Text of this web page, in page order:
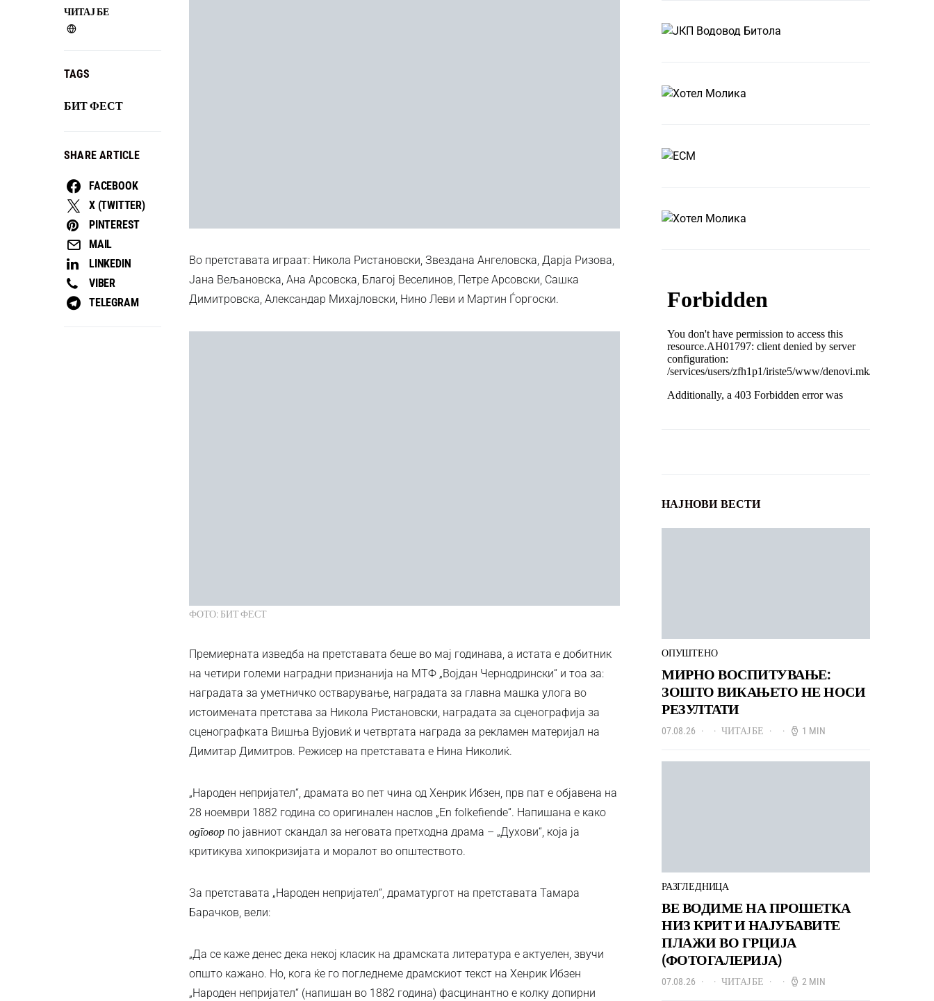
ЧИТАЈ БЕ
TAGS
БИТ ФЕСТ
SHARE ARTICLE
FACEBOOK
X (TWITTER)
PINTEREST
MAIL
LINKEDIN
VIBER
TELEGRAM
Во претставата играат: Никола Ристановски, Звездана Ангеловска, Дарја Ризова,
Јана Вељановска, Ана Арсовска, Благој Веселинов, Петре Арсовски, Сашка
Димитровска, Александар Михајловски, Нино Леви и Мартин Ѓоргоски.
ФОТО: БИТ ФЕСТ
Премиерната изведба на претставата беше во мај годинава, а истата е добитник
на четири големи наградни признанија на МТФ „Војдан Чернодрински“ и тоа за:
наградата за уметничко остварување, наградата за главна машка улога во
истоимената претстава за Никола Ристановски, наградата за сценографија за
сценографката Вишња Вујовиќ и четвртата награда за рекламен материјал на
Димитар Димитров. Режисер на претставата е Нина Николиќ.
„Народен непријател“, драмата во пет чина од Хенрик Ибзен, прв пат е објавена на
28 ноември 1882 година со оригинален наслов „En folkefiende“. Напишана е како
одговор по јавниот скандал за неговата претходна драма – „Духови“, која ја
критикува хипокризијата и моралот во општеството.
За претставата „Народен непријател“, драматургот на претставата Тамара
Барачков, вели:
„Да се каже денес дека некој класик на драмската литература е актуелен, звучи
општо кажано. Но, кога ќе го погледнеме драмскиот текст на Хенрик Ибзен
„Народен непријател“ (напишан во 1882 година) фасцинантно е колку допирни
НАЈНОВИ ВЕСТИ
ОПУШТЕНО
МИРНО ВОСПИТУВАЊЕ:
ЗОШТО ВИКАЊЕТО НЕ НОСИ
РЕЗУЛТАТИ
07.08.26 ЧИТАЈ БЕ 1 MIN
РАЗГЛЕДНИЦА
ВЕ ВОДИМЕ НА ПРОШЕТКА
НИЗ КРИТ И НАЈУБАВИТЕ
ПЛАЖИ ВО ГРЦИЈА
(ФОТОГАЛЕРИЈА)
07.08.26 ЧИТАЈ БЕ 2 MIN